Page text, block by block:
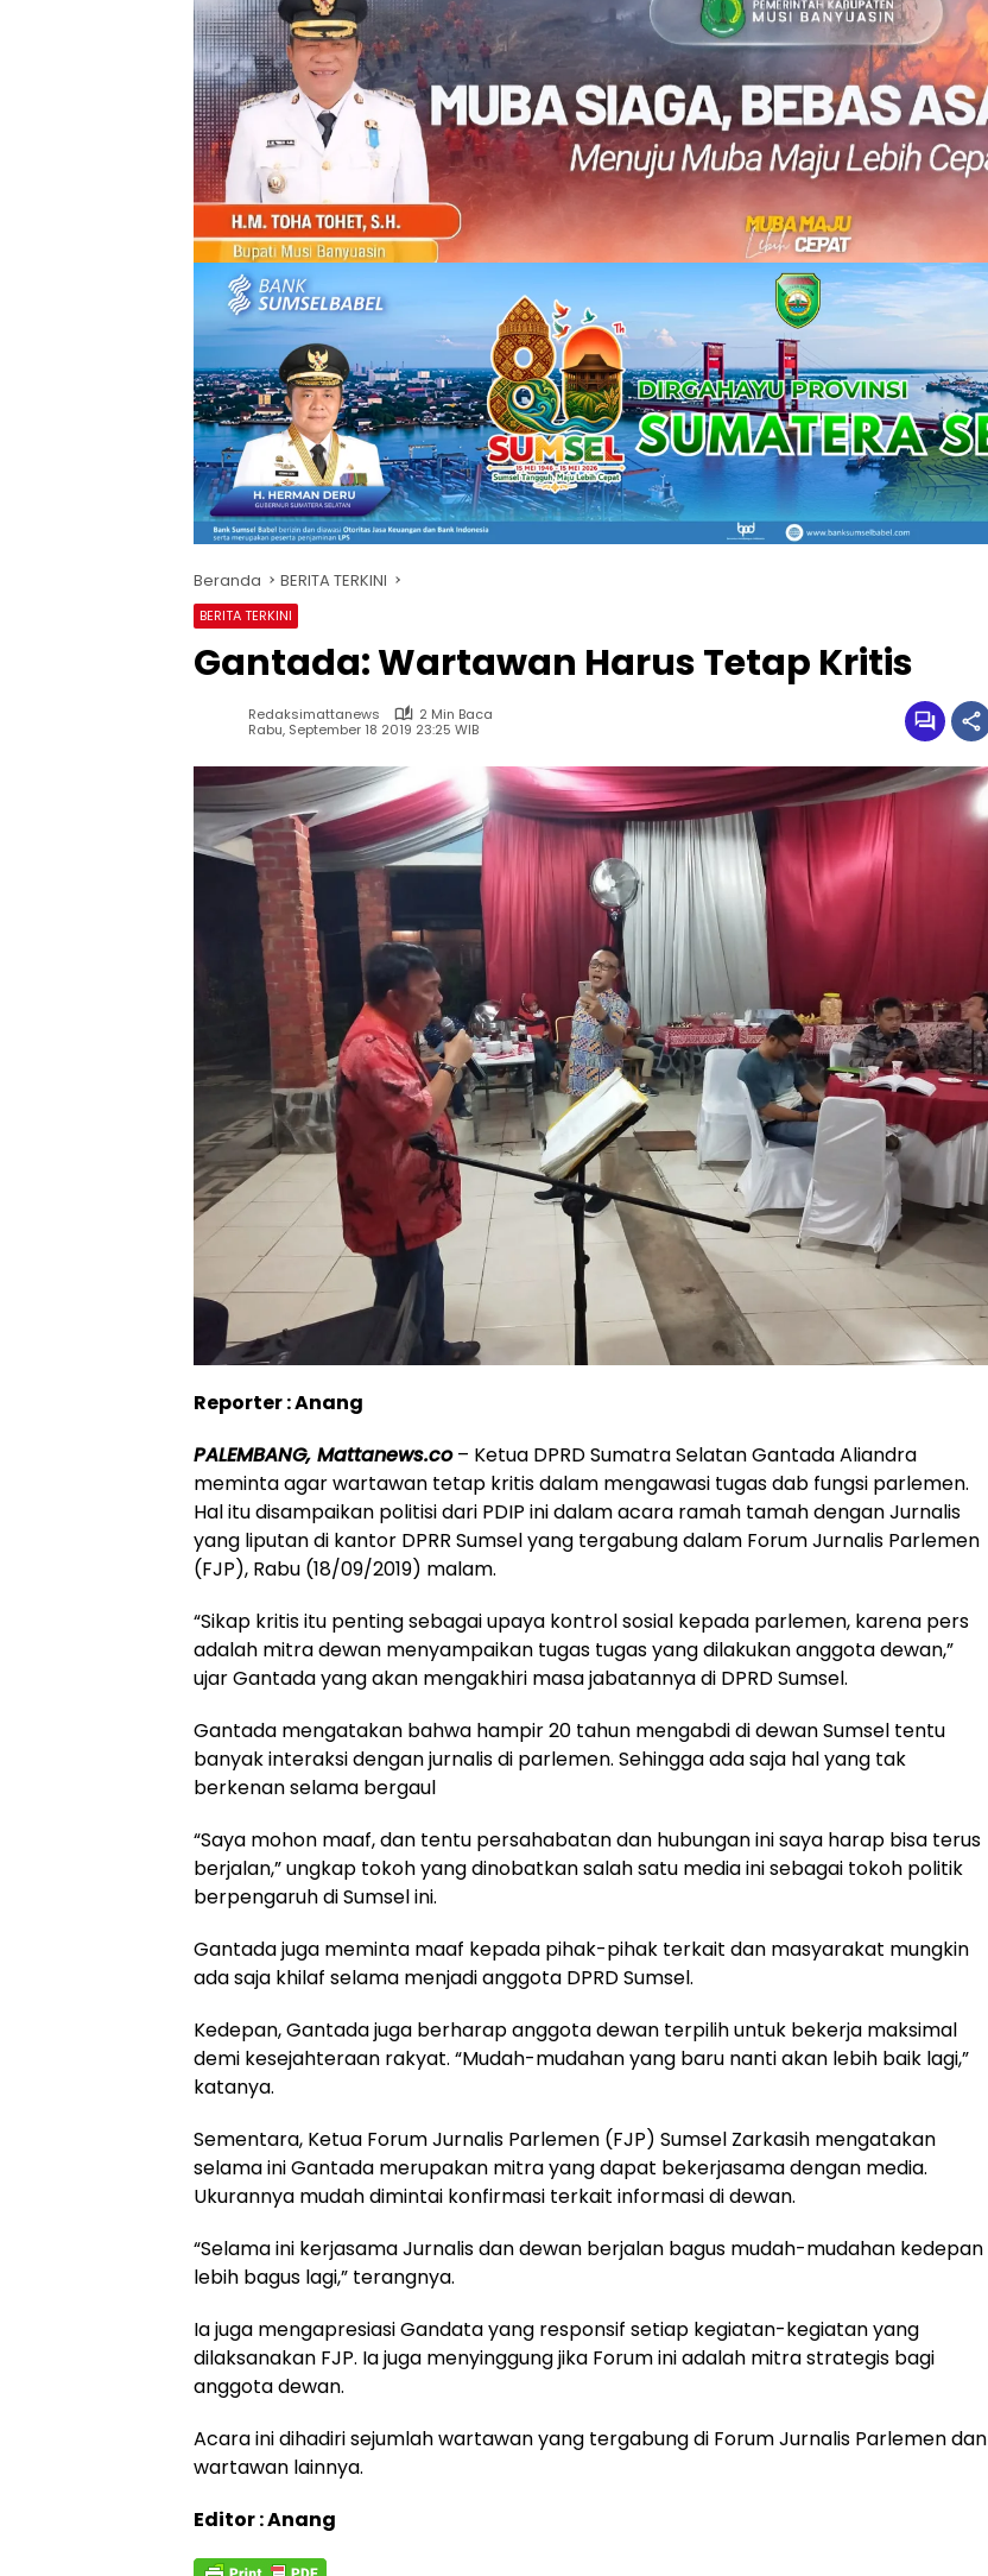
Beranda BERITA TERKINI
BERITA TERKINI
Gantada: Wartawan Harus Tetap Kritis
Redaksimattanews
2 Min Baca
Rabu, September 18 2019 23:25 WIB
Reporter : Anang
PALEMBANG, Mattanews.co– Ketua DPRD Sumatra Selatan Gantada Aliandra
meminta agar wartawan tetap kritis dalam mengawasi tugas dab fungsi parlemen.
Hal itu disampaikan politisi dari PDIP ini dalam acara ramah tamah dengan Jurnalis
yang liputan di kantor DPRR Sumsel yang tergabung dalam Forum Jurnalis Parlemen
(FJP), Rabu (18/09/2019) malam.
“Sikap kritis itu penting sebagai upaya kontrol sosial kepada parlemen, karena pers
adalah mitra dewan menyampaikan tugas tugas yang dilakukan anggota dewan,”
ujar Gantada yang akan mengakhiri masa jabatannya di DPRD Sumsel.
Gantada mengatakan bahwa hampir 20 tahun mengabdi di dewan Sumsel tentu
banyak interaksi dengan jurnalis di parlemen. Sehingga ada saja hal yang tak
berkenan selama bergaul
“Saya mohon maaf, dan tentu persahabatan dan hubungan ini saya harap bisa terus
berjalan,” ungkap tokoh yang dinobatkan salah satu media ini sebagai tokoh politik
berpengaruh di Sumsel ini.
Gantada juga meminta maaf kepada pihak-pihak terkait dan masyarakat mungkin
ada saja khilaf selama menjadi anggota DPRD Sumsel.
Kedepan, Gantada juga berharap anggota dewan terpilih untuk bekerja maksimal
demi kesejahteraan rakyat. “Mudah-mudahan yang baru nanti akan lebih baik lagi,”
katanya.
Sementara, Ketua Forum Jurnalis Parlemen (FJP) Sumsel Zarkasih mengatakan
selama ini Gantada merupakan mitra yang dapat bekerjasama dengan media.
Ukurannya mudah dimintai konfirmasi terkait informasi di dewan.
“Selama ini kerjasama Jurnalis dan dewan berjalan bagus mudah-mudahan kedepan
lebih bagus lagi,” terangnya.
Ia juga mengapresiasi Gandata yang responsif setiap kegiatan-kegiatan yang
dilaksanakan FJP. Ia juga menyinggung jika Forum ini adalah mitra strategis bagi
anggota dewan.
Acara ini dihadiri sejumlah wartawan yang tergabung di Forum Jurnalis Parlemen dan
wartawan lainnya.
Editor : Anang